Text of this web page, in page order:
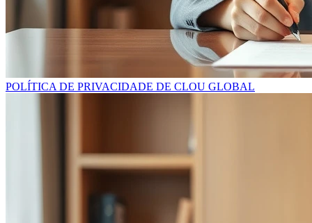
POLÍTICA DE PRIVACIDADE DE CLOU GLOBAL